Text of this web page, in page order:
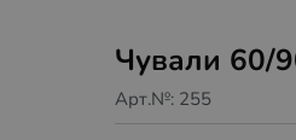
Чували 60/
Арт.№: 255